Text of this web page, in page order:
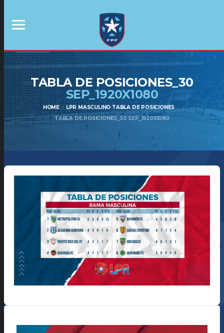
TABLA DE POSICIONES_30
SEP_1920X1080
HOME
LPR MASCULINO TABLA DE POSICIONES
TABLA DE POSICIONES_30 SEP_1920X1080